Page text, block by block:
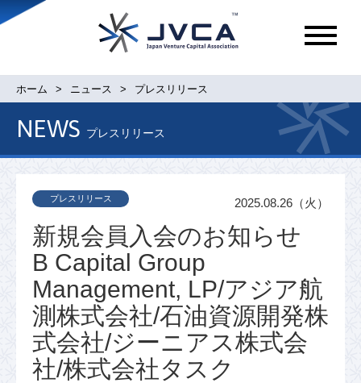
メ
ュ
ホーム ニュース プレスリリース
NEWS プレスリリース
新規会員入会のお知らせ
B Capital Group
Management, LP/アジア航
測株式会社/石油資源開発株
式会社/ジーニアス株式会
社/株式会社タスク
プレスリリース 2025.08.26（火）